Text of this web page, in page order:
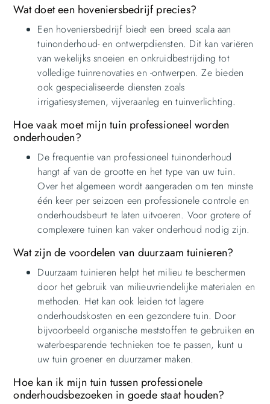
Wat doet een hoveniersbedrijf precies?
Een hoveniersbedrijf biedt een breed scala aan
tuinonderhoud- en ontwerpdiensten. Dit kan variëren
van wekelijks snoeien en onkruidbestrijding tot
volledige tuinrenovaties en -ontwerpen. Ze bieden
ook gespecialiseerde diensten zoals
irrigatiesystemen, vijveraanleg en tuinverlichting.
Hoe vaak moet mijn tuin professioneel worden
onderhouden?
De frequentie van professioneel tuinonderhoud
hangt af van de grootte en het type van uw tuin.
Over het algemeen wordt aangeraden om ten minste
één keer per seizoen een professionele controle en
onderhoudsbeurt te laten uitvoeren. Voor grotere of
complexere tuinen kan vaker onderhoud nodig zijn.
Wat zijn de voordelen van duurzaam tuinieren?
Duurzaam tuinieren helpt het milieu te beschermen
door het gebruik van milieuvriendelijke materialen en
methoden. Het kan ook leiden tot lagere
onderhoudskosten en een gezondere tuin. Door
bijvoorbeeld organische meststoffen te gebruiken en
waterbesparende technieken toe te passen, kunt u
uw tuin groener en duurzamer maken.
Hoe kan ik mijn tuin tussen professionele
onderhoudsbezoeken in goede staat houden?